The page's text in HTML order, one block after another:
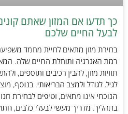
כך תדעו אם המזון שאתם
לבעל החיים שלכם
בחירת מזון מתאים לחיית מחמד
רמת האנרגיה ותוחלת החיים שלה.
תוויות מזון, להבין רכיבים ותוספים,
לגיל, לגודל ולמצב הבריאותי. בנוסף,
הנוכחי אינו מתאים, וטיפים לבחירת
בתהליך. מדריך מעשי לבעלי כלבים,